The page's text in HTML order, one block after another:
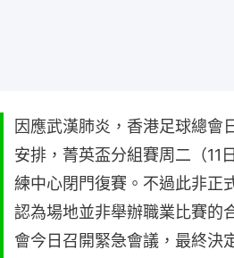
因應武漢肺炎，香港足球總會
安排，菁英盃分組賽周二（11
練中心閉門復賽。不過此非正
認為場地並非舉辦職業比賽的
會今日召開緊急會議，最終決